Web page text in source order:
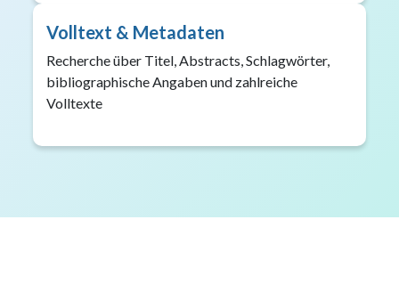
Volltext & Metadaten
Recherche über Titel, Abstracts, Schlagwörter,
bibliographische Angaben und zahlreiche
Volltexte